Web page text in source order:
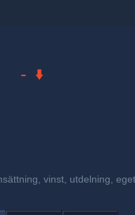
-
vinst, utdelning,